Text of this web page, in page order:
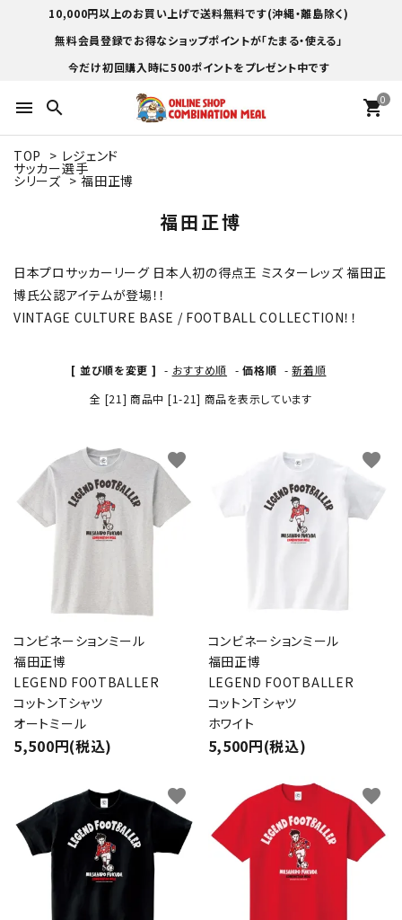
10,000円以上のお買い上げで送料無料です(沖縄・離島除く)
無料会員登録でお得なショップポイントが「たまる・使える」
今だけ初回購入時に500ポイントをプレゼント中です
menu search 0
shopping_cart
TOP > レジェンド
サッカー選手
シリーズ > 福田正博
福田正博
日本プロサッカーリーグ 日本人初の得点王 ミスターレッズ 福田正
博氏公認アイテムが登場！！
VINTAGE CULTURE BASE / FOOTBALL COLLECTION！！
[ 並び順を変更 ] - おすすめ順 -価格順 -新着順
全 [21] 商品中 [1-21] 商品を表示しています
コンビネーションミール
福田正博
LEGEND FOOTBALLER
コットンTシャツ
オートミール
5,500円(税込)
favorite
コンビネーションミール
福田正博
LEGEND FOOTBALLER
コットンTシャツ
ホワイト
5,500円(税込)
favorite
favorite favorite